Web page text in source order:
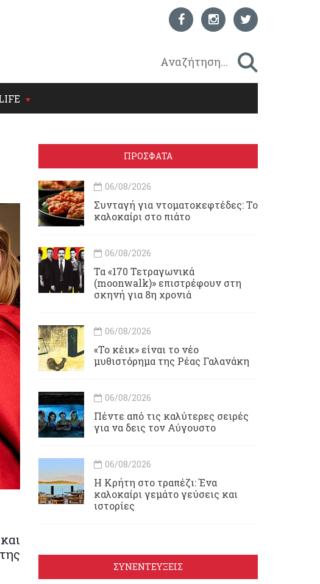
ΠΡΟΣΦΑΤΑ
06/08/2026
Συνταγή για ντοματοκεφτέδες: Το
καλοκαίρι στο πιάτο
06/08/2026
Τα «170 Τετραγωνικά
(moonwalk)» επιστρέφουν στη
σκηνή για 8η χρονιά
06/08/2026
«Το κέικ» είναι το νέο
μυθιστόρημα της Ρέας Γαλανάκη
06/08/2026
Πέντε από τις καλύτερες σειρές
για να δεις τον Αύγουστο
06/08/2026
Η Κρήτη στο τραπέζι: Ένα
καλοκαίρι γεμάτο γεύσεις και
ιστορίες
ΣΥΝΕΝΤΕΥΞΕΙΣ